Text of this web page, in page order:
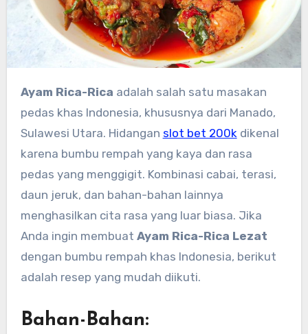
Ayam Rica-Rica adalah salah satu masakan
pedas khas Indonesia, khususnya dari Manado,
Sulawesi Utara. Hidangan slot bet 200kdikenal
karena bumbu rempah yang kaya dan rasa
pedas yang menggigit. Kombinasi cabai, terasi,
daun jeruk, dan bahan-bahan lainnya
menghasilkan cita rasa yang luar biasa. Jika
Anda ingin membuat Ayam Rica-Rica Lezat
dengan bumbu rempah khas Indonesia, berikut
adalah resep yang mudah diikuti.
Bahan-Bahan: